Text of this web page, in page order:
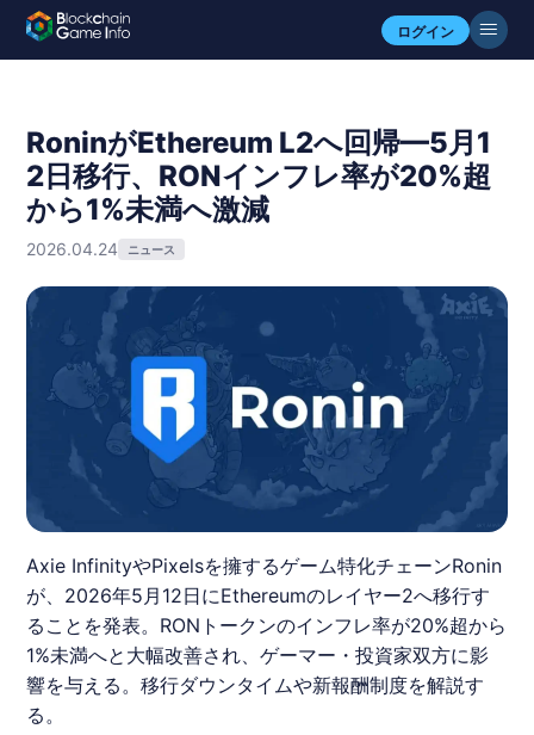
ログイン
RoninがEthereum L2へ回帰—5月1
2日移行、RONインフレ率が20%超
から1%未満へ激減
2026.04.24 ニュース
Axie InfinityやPixelsを擁するゲーム特化チェーンRonin
が、2026年5月12日にEthereumのレイヤー2へ移行す
ることを発表。RONトークンのインフレ率が20%超から
1%未満へと大幅改善され、ゲーマー・投資家双方に影
響を与える。移行ダウンタイムや新報酬制度を解説す
る。